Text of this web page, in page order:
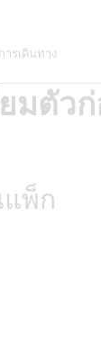
รเดินทาง
มตัว
พ็ก